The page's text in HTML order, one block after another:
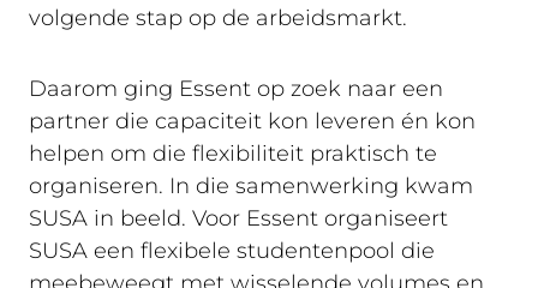
volgende stap op de arbeidsmarkt.
Daarom ging Essent op zoek naar een
partner die capaciteit kon leveren én kon
helpen om die flexibiliteit praktisch te
organiseren. In die samenwerking kwam
SUSA in beeld. Voor Essent organiseert
SUSA een flexibele studentenpool die